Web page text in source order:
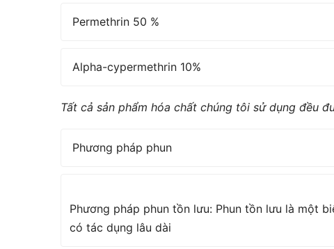
Permethrin 50 %
Alpha-cypermethrin 10%
Tất cả sản phẩm hóa chất chúng tôi sử dụng đều
Phương pháp phun
Phương pháp phun tồn lưu: Phun tồn lưu là một
có tác dụng lâu dài